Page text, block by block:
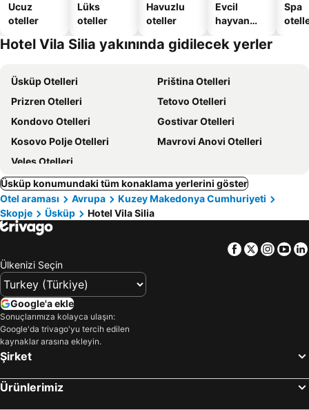
Ucuz
oteller
Lüks
oteller
Havuzlu
oteller
Evcil
hayvan
oteller
Spa
Hotel Vila Silia yakınında gidilecek yerler
Üsküp Otelleri
Priština Otelleri
Prizren Otelleri
Tetovo Otelleri
Kondovo Otelleri
Gostivar Otelleri
Kosovo Polje Otelleri
Mavrovi Anovi Otelleri
Veles Otelleri
Üsküp konumundaki tüm konaklama yerlerini göster
Otel araması
Avrupa
Kuzey Makedonya Cumhuriyeti
Skopje
Üsküp Hotel Vila Silia
Facebook
Twitter
Ülkenizi Seçin
Google'a ekle
Sonuçlarımıza kolayca ulaşın:
Google'da trivago'yu tercih edilen
kaynaklar arasına ekleyin.
Şirket
Ürünlerimiz